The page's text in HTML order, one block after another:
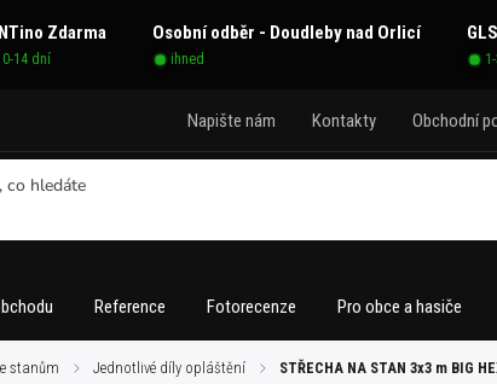
Zdarma Osobní odběr - Doudleby nad Orlicí
14 dní ihned
Napište nám Kontakty Obchodní
Reference Fotorecenze Pro obce a hasiče
stanům / Jednotlivé díly opláštění / STŘECHA NA STAN 3x3 m BIG